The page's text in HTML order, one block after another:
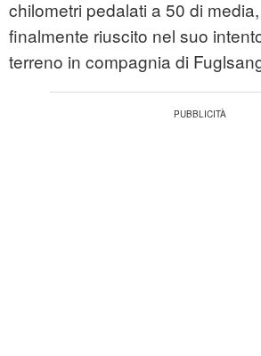
chilometri pedalati a 50 di
finalmente riuscito nel suo
terreno in compagnia di